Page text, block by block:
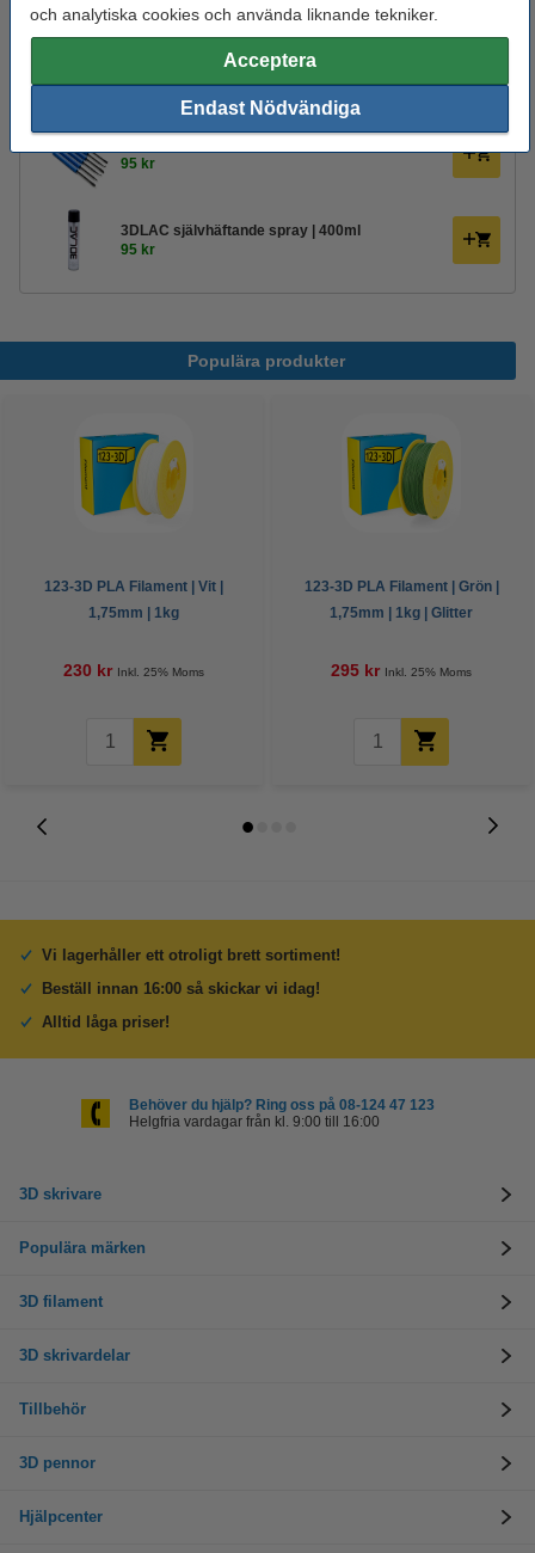
och analytiska cookies och använda liknande tekniker.
Acceptera
Endast Nödvändiga
Produktkod:
95 kr
3DLAC självhäftande spray | 400ml
95 kr
Populära produkter
123-3D PLA Filament | Vit |
1,75mm | 1kg
230 kr Inkl. 25% Moms
123-3D PLA Filament | Grön |
1,75mm | 1kg | Glitter
295 kr Inkl. 25% Moms
Vi lagerhåller ett otroligt brett sortiment!
Beställ innan 16:00 så skickar vi idag!
Alltid låga priser!
Behöver du hjälp? Ring oss på 08-124 47 123
Helgfria vardagar från kl. 9:00 till 16:00
3D skrivare
Populära märken
3D filament
3D skrivardelar
Tillbehör
3D pennor
Hjälpcenter